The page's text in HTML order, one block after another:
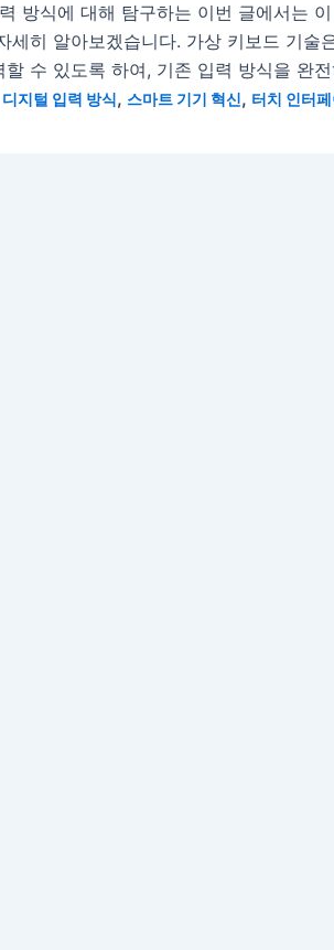
방식에 대해 탐구하는 이번 글에서는
히 알아보겠습니다. 가상 키보드 기술
수 있도록 하여, 기존 입력 방식을 완
디지털 입력 방식, 스마트 기기 혁신, 터치 인터